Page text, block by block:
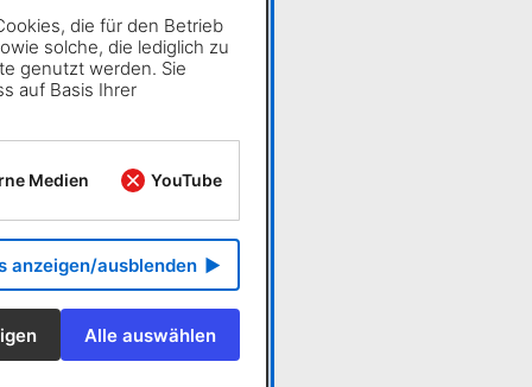
die für den Betrieb
solche, die lediglich zu
genutzt werden. Sie
auf Basis Ihrer
Medien YouTube
anzeigen/ausblenden
Alle auswählen